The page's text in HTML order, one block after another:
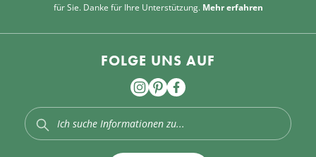
für Sie. Danke für Ihre Unterstützung. Mehr erfahren
FOLGE UNS AUF